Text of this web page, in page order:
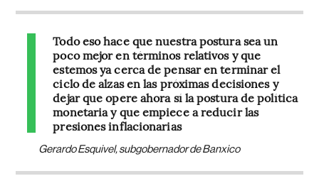
Todo eso hace que nuestra postura sea un
poco mejor en términos relativos y que
estemos ya cerca de pensar en terminar el
ciclo de alzas en las próximas decisiones y
dejar que opere ahora sí la postura de política
monetaria y que empiece a reducir las
presiones inflacionarias
Gerardo Esquivel, subgobernador de Banxico